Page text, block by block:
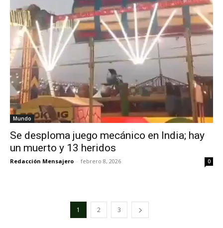
Mundo
Se desploma juego mecánico en India; hay
un muerto y 13 heridos
Redacción Mensajero - febrero 8, 2026 0
1 2 3